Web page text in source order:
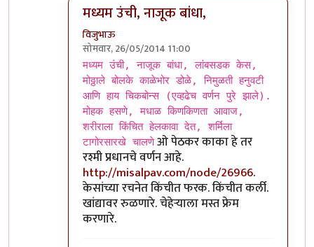
मध्यम उंची, नाजूक बांधा,
विजुभाऊ
सोमवार, 26/05/2014 11:00
In reply toकाय सांगू.... byप्रभाकर पेठकर
मध्यम उंची, नाजूक बांधा, लांबसडक केस,
मोठ्ठाले बोलके काळेभोर डोळे, निमुळती हनुवटी
आणि हाय चिकबोन्स (एव्हढेच वर्णन पुरे झाले).
मोहक हसणे, मधाळ किणकिणता आवाज,
शरीराला किंचित हेलकावा देत, शर्मिला
टागोरसारखे चालणेओ पेठकर काका हे तर
रश्मी प्रधानचे वर्णन आहे.
http://misalpav.com/node/26966.
केसांच्या रचनेत किंचीत फरक. किंचीत कर्ली.
खांद्यावर रुळणारे. चेहेर्‍याला मस्त फ्रेम
करणारे.